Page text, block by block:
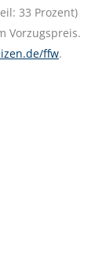
33 Prozent)
Vorzugspreis.
ffw.